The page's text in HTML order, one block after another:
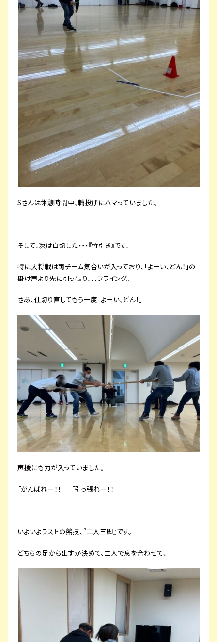
Sさんは休憩時間中、輪投げにハマっていました。
そして、次は白熱した・・・『竹引き』です。
特に大将戦は両チーム気合いが入っており、「よーい、どん！」の
掛け声より先に引っ張り、、、フライング。
さあ、仕切り直してもう一度「よーい、どん！」
声援にも力が入っていました。
「がんばれー！！」 「引っ張れー！！」
いよいよラストの競技、『二人三脚』です。
どちらの足から出すか決めて、二人で息を合わせて、